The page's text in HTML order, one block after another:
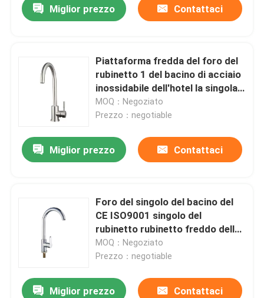
Miglior prezzo Contattaci
Piattaforma fredda del foro del
rubinetto 1 del bacino di acciaio
inossidabile dell'hotel la singola
ha montato
MOQ：Negoziato
Prezzo：negotiable
Miglior prezzo Contattaci
Foro del singolo del bacino del
CE ISO9001 singolo del
rubinetto rubinetto freddo della
cascata
MOQ：Negoziato
Prezzo：negotiable
Miglior prezzo Contattaci